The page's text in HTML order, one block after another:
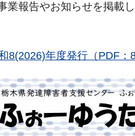
業報告やお知らせを掲載し
8(2026)年度発行（PDF：